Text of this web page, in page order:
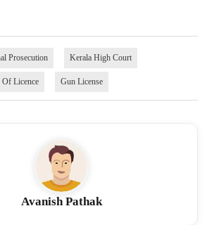
Prosecution Kerala High Court
Licence Gun License
Avanish Pathak